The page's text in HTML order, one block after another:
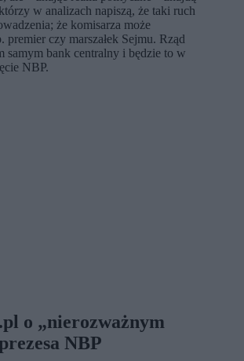
w analizach napiszą, że taki ruch
że komisarza może
premier czy marszałek Sejmu. Rząd
samym bank centralny i będzie to w
NBP.
o „nierozważnym
NBP